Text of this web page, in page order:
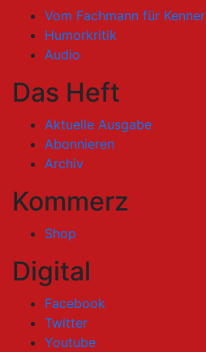
Vom Fachmann für Kenner
Humorkritik
Audio
Das Heft
Aktuelle Ausgabe
Abonnieren
Archiv
Kommerz
Shop
Digital
Facebook
Twitter
Youtube